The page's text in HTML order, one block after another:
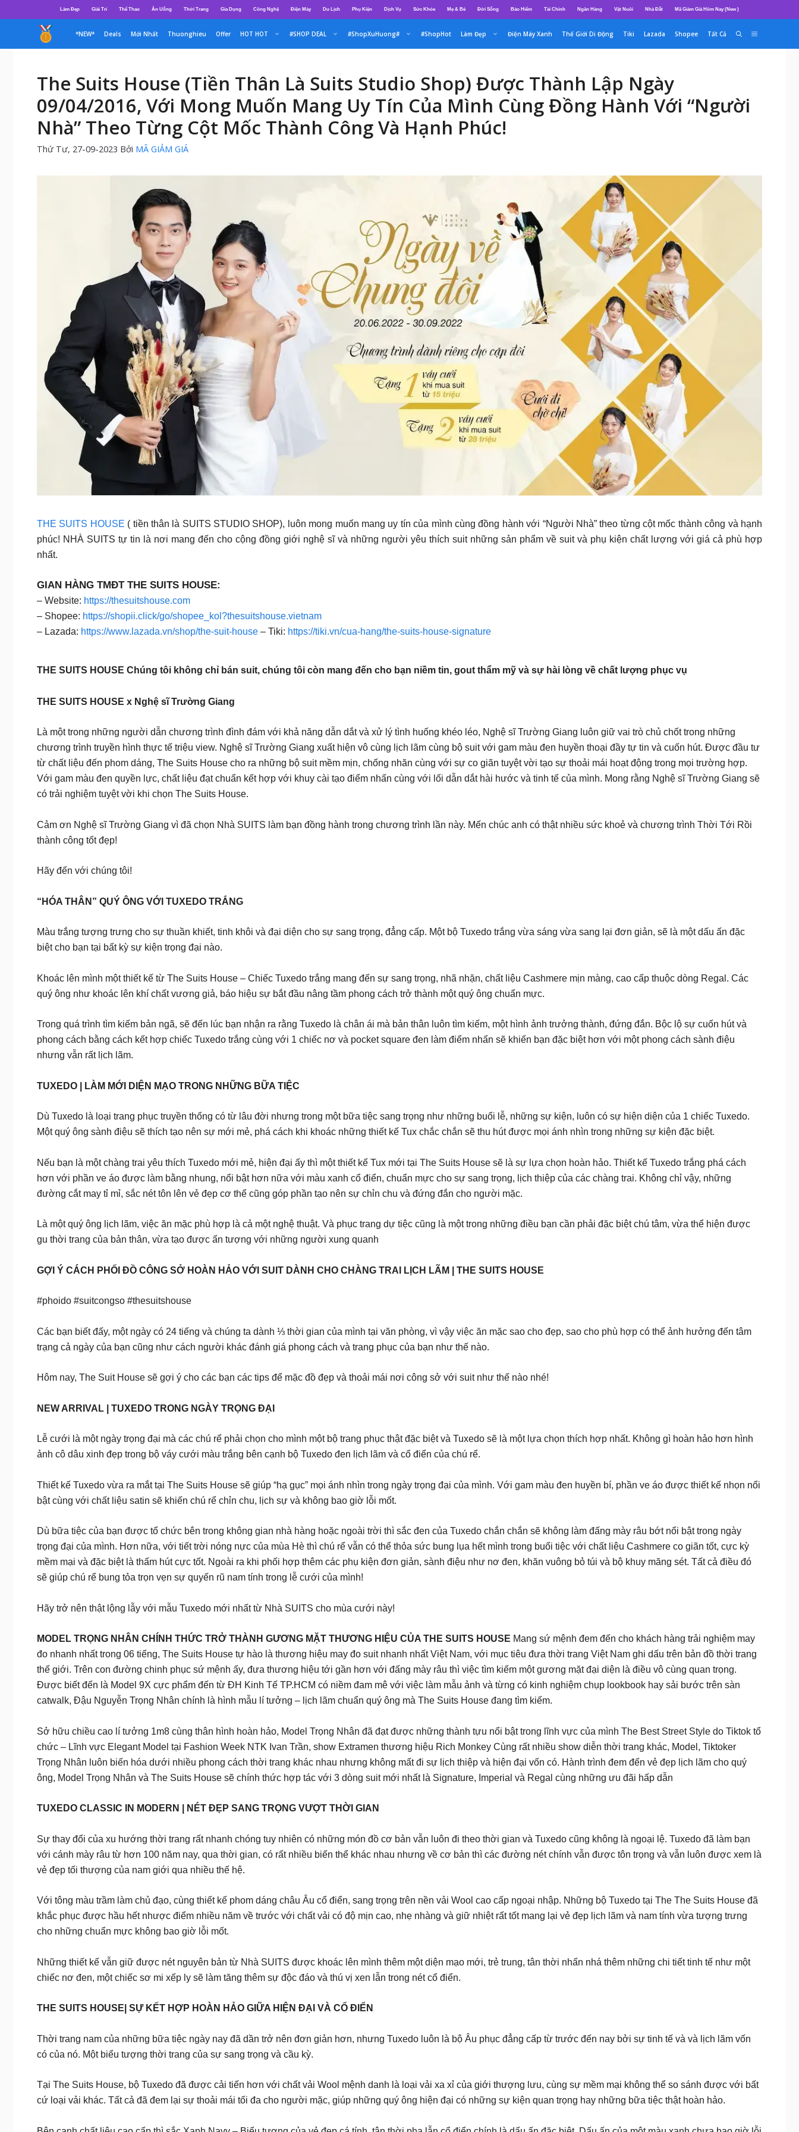
đến
dung
Làm Đẹp Giải Trí Thể Thao Ăn Uống Thời Trang Gia Dụng Công Nghệ Điện Máy Du Lịch Phụ Kiện Dịch Vụ Sức Khỏe Mẹ & Bé Đời Sống Bảo Hiểm Tài Chính Ngân Hàng Vật Nuôi Nhà Đất Mã Giảm Giá Hôm Nay (New )
*NEW* Deals Mới Nhất Thuonghieu Offer HOT HOT #SHOP DEAL #ShopXuHuong# #ShopHot Làm Đẹp Điện Máy Xanh Thế Giới Di Động Tiki Lazada Shopee Tất Cả
The Suits House (Tiền Thân Là Suits Studio Shop) Được Thành Lập Ngày
09/04/2016, Với Mong Muốn Mang Uy Tín Của Mình Cùng Đồng Hành Với “Người
Nhà” Theo Từng Cột Mốc Thành Công Và Hạnh Phúc!
Thứ Tư, 27-09-2023 Bởi MÃ GIẢM GIÁ
THE SUITS HOUSE ( tiền thân là SUITS STUDIO SHOP), luôn mong muốn mang uy tín của mình cùng đồng hành với “Người Nhà” theo từng cột mốc thành công và hạnh
phúc! NHÀ SUITS tự tin là nơi mang đến cho cộng đồng giới nghệ sĩ và những người yêu thích suit những sản phẩm về suit và phụ kiện chất lượng với giá cả phù hợp
nhất.
GIAN HÀNG TMĐT THE SUITS HOUSE:
– Website: https://thesuitshouse.com
– Shopee: https://shopii.click/go/shopee_kol?thesuitshouse.vietnam
– Lazada: https://www.lazada.vn/shop/the-suit-house – Tiki: https://tiki.vn/cua-hang/the-suits-house-signature
THE SUITS HOUSE Chúng tôi không chỉ bán suit, chúng tôi còn mang đến cho bạn niềm tin, gout thẩm mỹ và sự hài lòng về chất lượng phục vụ
THE SUITS HOUSE x Nghệ sĩ Trường Giang
Là một trong những người dẫn chương trình đình đám với khả năng dẫn dắt và xử lý tình huống khéo léo, Nghệ sĩ Trường Giang luôn giữ vai trò chủ chốt trong những
chương trình truyền hình thực tế triệu view. Nghệ sĩ Trường Giang xuất hiện vô cùng lịch lãm cùng bộ suit với gam màu đen huyền thoại đầy tự tin và cuốn hút. Được đầu tư
từ chất liệu đến phom dáng, The Suits House cho ra những bộ suit mềm mịn, chống nhăn cùng với sự co giãn tuyệt vời tạo sự thoải mái hoạt động trong mọi trường hợp.
Với gam màu đen quyền lực, chất liệu đạt chuẩn kết hợp với khuy cài tạo điểm nhấn cùng với lối dẫn dắt hài hước và tinh tế của mình. Mong rằng Nghệ sĩ Trường Giang sẽ
có trải nghiệm tuyệt vời khi chọn The Suits House.
Cảm ơn Nghệ sĩ Trường Giang vì đã chọn Nhà SUITS làm bạn đồng hành trong chương trình lần này. Mến chúc anh có thật nhiều sức khoẻ và chương trình Thời Tới Rồi
thành công tốt đẹp!
Hãy đến với chúng tôi!
“HÓA THÂN” QUÝ ÔNG VỚI TUXEDO TRẮNG
Màu trắng tượng trưng cho sự thuần khiết, tinh khôi và đại diện cho sự sang trọng, đẳng cấp. Một bộ Tuxedo trắng vừa sáng vừa sang lại đơn giản, sẽ là một dấu ấn đặc
biệt cho bạn tại bất kỳ sự kiện trọng đại nào.
Khoác lên mình một thiết kế từ The Suits House – Chiếc Tuxedo trắng mang đến sự sang trọng, nhã nhặn, chất liệu Cashmere mịn màng, cao cấp thuộc dòng Regal. Các
quý ông như khoác lên khí chất vương giả, báo hiệu sự bắt đầu nâng tầm phong cách trở thành một quý ông chuẩn mực.
Trong quá trình tìm kiếm bản ngã, sẽ đến lúc bạn nhận ra rằng Tuxedo là chân ái mà bản thân luôn tìm kiếm, một hình ảnh trưởng thành, đứng đắn. Bộc lộ sự cuốn hút và
phong cách bằng cách kết hợp chiếc Tuxedo trắng cùng với 1 chiếc nơ và pocket square đen làm điểm nhấn sẽ khiến bạn đặc biệt hơn với một phong cách sành điệu
nhưng vẫn rất lịch lãm.
TUXEDO | LÀM MỚI DIỆN MẠO TRONG NHỮNG BỮA TIỆC
Dù Tuxedo là loại trang phục truyền thống có từ lâu đời nhưng trong một bữa tiệc sang trọng như những buổi lễ, những sự kiện, luôn có sự hiện diện của 1 chiếc Tuxedo.
Một quý ông sành điệu sẽ thích tạo nên sự mới mẻ, phá cách khi khoác những thiết kế Tux chắc chắn sẽ thu hút được mọi ánh nhìn trong những sự kiện đặc biệt.
Nếu bạn là một chàng trai yêu thích Tuxedo mới mẻ, hiện đại ấy thì một thiết kế Tux mới tại The Suits House sẽ là sự lựa chọn hoàn hảo. Thiết kế Tuxedo trắng phá cách
hơn với phần ve áo được làm bằng nhung, nổi bật hơn nữa với màu xanh cổ điển, chuẩn mực cho sự sang trọng, lịch thiệp của các chàng trai. Không chỉ vậy, những
đường cắt may tỉ mỉ, sắc nét tôn lên vẻ đẹp cơ thể cũng góp phần tạo nên sự chỉn chu và đứng đắn cho người mặc.
Là một quý ông lịch lãm, việc ăn mặc phù hợp là cả một nghệ thuật. Và phục trang dự tiệc cũng là một trong những điều bạn cần phải đặc biệt chú tâm, vừa thể hiện được
gu thời trang của bản thân, vừa tạo được ấn tượng với những người xung quanh
GỢI Ý CÁCH PHỐI ĐỒ CÔNG SỞ HOÀN HẢO VỚI SUIT DÀNH CHO CHÀNG TRAI LỊCH LÃM | THE SUITS HOUSE
#phoido #suitcongso #thesuitshouse
Các bạn biết đấy, một ngày có 24 tiếng và chúng ta dành ⅓ thời gian của mình tại văn phòng, vì vậy việc ăn mặc sao cho đẹp, sao cho phù hợp có thể ảnh hưởng đến tâm
trạng cả ngày của bạn cũng như cách người khác đánh giá phong cách và trang phục của bạn như thế nào.
Hôm nay, The Suit House sẽ gợi ý cho các bạn các tips để mặc đồ đẹp và thoải mái nơi công sở với suit như thế nào nhé!
NEW ARRIVAL | TUXEDO TRONG NGÀY TRỌNG ĐẠI
Lễ cưới là một ngày trọng đại mà các chú rể phải chọn cho mình một bộ trang phục thật đặc biệt và Tuxedo sẽ là một lựa chọn thích hợp nhất. Không gì hoàn hảo hơn hình
ảnh cô dâu xinh đẹp trong bộ váy cưới màu trắng bên cạnh bộ Tuxedo đen lịch lãm và cổ điển của chú rể.
Thiết kế Tuxedo vừa ra mắt tại The Suits House sẽ giúp “hạ gục” mọi ánh nhìn trong ngày trọng đại của mình. Với gam màu đen huyền bí, phần ve áo được thiết kế nhọn nổi
bật cùng với chất liệu satin sẽ khiến chú rể chỉn chu, lịch sự và không bao giờ lỗi mốt.
Dù bữa tiệc của bạn được tổ chức bên trong không gian nhà hàng hoặc ngoài trời thì sắc đen của Tuxedo chắn chắn sẽ không làm đấng mày râu bớt nổi bật trong ngày
trọng đại của mình. Hơn nữa, với tiết trời nóng nực của mùa Hè thì chú rể vẫn có thể thỏa sức bung lụa hết mình trong buổi tiệc với chất liệu Cashmere co giãn tốt, cực kỳ
mềm mại và đặc biệt là thấm hút cực tốt. Ngoài ra khi phối hợp thêm các phụ kiện đơn giản, sành điệu như nơ đen, khăn vuông bỏ túi và bộ khuy măng sét. Tất cả điều đó
sẽ giúp chú rể bung tỏa trọn vẹn sự quyến rũ nam tính trong lễ cưới của mình!
Hãy trở nên thật lộng lẫy với mẫu Tuxedo mới nhất từ Nhà SUITS cho mùa cưới này!
MODEL TRỌNG NHÂN CHÍNH THỨC TRỞ THÀNH GƯƠNG MẶT THƯƠNG HIỆU CỦA THE SUITS HOUSE Mang sứ mệnh đem đến cho khách hàng trải nghiệm may
đo nhanh nhất trong 06 tiếng, The Suits House tự hào là thương hiệu may đo suit nhanh nhất Việt Nam, với mục tiêu đưa thời trang Việt Nam ghi dấu trên bản đồ thời trang
thế giới. Trên con đường chinh phục sứ mệnh ấy, đưa thương hiệu tới gần hơn với đấng mày râu thì việc tìm kiếm một gương mặt đại diện là điều vô cùng quan trọng.
Được biết đến là Model 9X cực phẩm đến từ ĐH Kinh Tế TP.HCM có niềm đam mê với việc làm mẫu ảnh và từng có kinh nghiệm chụp lookbook hay sải bước trên sàn
catwalk, Đậu Nguyễn Trọng Nhân chính là hình mẫu lí tưởng – lịch lãm chuẩn quý ông mà The Suits House đang tìm kiếm.
Sở hữu chiều cao lí tưởng 1m8 cùng thân hình hoàn hảo, Model Trọng Nhân đã đạt được những thành tựu nổi bật trong lĩnh vực của mình The Best Street Style do Tiktok tổ
chức – Lĩnh vực Elegant Model tại Fashion Week NTK Ivan Trần, show Extramen thương hiệu Rich Monkey Cùng rất nhiều show diễn thời trang khác, Model, Tiktoker
Trọng Nhân luôn biến hóa dưới nhiều phong cách thời trang khác nhau nhưng không mất đi sự lịch thiệp và hiện đại vốn có. Hành trình đem đến vẻ đẹp lịch lãm cho quý
ông, Model Trọng Nhân và The Suits House sẽ chính thức hợp tác với 3 dòng suit mới nhất là Signature, Imperial và Regal cùng những ưu đãi hấp dẫn
TUXEDO CLASSIC IN MODERN | NÉT ĐẸP SANG TRỌNG VƯỢT THỜI GIAN
Sự thay đổi của xu hướng thời trang rất nhanh chóng tuy nhiên có những món đồ cơ bản vẫn luôn đi theo thời gian và Tuxedo cũng không là ngoại lệ. Tuxedo đã làm bạn
với cánh mày râu từ hơn 100 năm nay, qua thời gian, có rất nhiều biến thể khác nhau nhưng về cơ bản thì các đường nét chính vẫn được tôn trọng và vẫn luôn được xem là
vẻ đẹp tối thượng của nam giới qua nhiều thế hệ.
Với tông màu trầm làm chủ đạo, cùng thiết kế phom dáng châu Âu cổ điển, sang trọng trên nền vải Wool cao cấp ngoại nhập. Những bộ Tuxedo tại The The Suits House đã
khắc phục được hầu hết nhược điểm nhiều năm về trước với chất vải có độ mịn cao, nhẹ nhàng và giữ nhiệt rất tốt mang lại vẻ đẹp lịch lãm và nam tính vừa tượng trưng
cho những chuẩn mực không bao giờ lỗi mốt.
Những thiết kế vẫn giữ được nét nguyên bản từ Nhà SUITS được khoác lên mình thêm một diện mạo mới, trẻ trung, tân thời nhấn nhá thêm những chi tiết tinh tế như một
chiếc nơ đen, một chiếc sơ mi xếp ly sẽ làm tăng thêm sự độc đáo và thú vị xen lẫn trong nét cổ điển.
THE SUITS HOUSE| SỰ KẾT HỢP HOÀN HẢO GIỮA HIỆN ĐẠI VÀ CỔ ĐIỂN
Thời trang nam của những bữa tiệc ngày nay đã dần trở nên đơn giản hơn, nhưng Tuxedo luôn là bộ Âu phục đẳng cấp từ trước đến nay bởi sự tinh tế và và lịch lãm vốn
có của nó. Một biểu tượng thời trang của sự sang trọng và cầu kỳ.
Tại The Suits House, bộ Tuxedo đã được cải tiến hơn với chất vải Wool mệnh danh là loại vải xa xỉ của giới thượng lưu, cùng sự mềm mại không thể so sánh được với bất
cứ loại vải khác. Tất cả đã đem lại sự thoải mái tối đa cho người mặc, giúp những quý ông hiện đại có những sự kiện quan trọng hay những bữa tiệc thật hoàn hảo.